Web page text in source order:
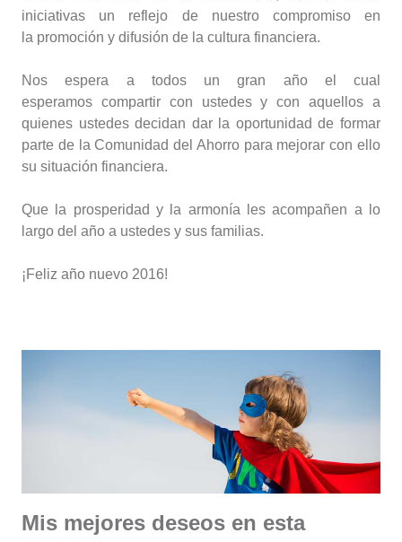
iniciativas un reflejo de nuestro compromiso en
la promoción y difusión de la cultura financiera.
Nos espera a todos un gran año el cual
esperamos compartir con ustedes y con aquellos a
quienes ustedes decidan dar la oportunidad de formar
parte de la Comunidad del Ahorro para mejorar con ello
su situación financiera.
Que la prosperidad y la armonía les acompañen a lo
largo del año a ustedes y sus familias.
¡Feliz año nuevo 2016!
Mis mejores deseos en esta